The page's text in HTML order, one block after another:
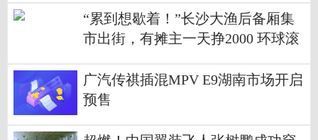
“累到想歇着！”长沙大渔后备厢集
市出街，有摊主一天挣2000 环球滚
广汽传祺插混MPV E9湖南市场开启
预售